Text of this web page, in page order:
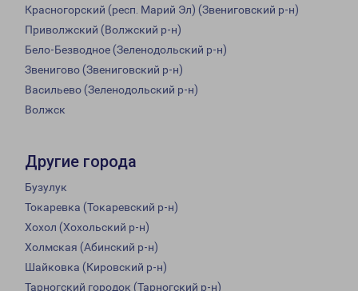
Красногорский (респ. Марий Эл) (Звениговский р-н)
Приволжский (Волжский р-н)
Бело-Безводное (Зеленодольский р-н)
Звенигово (Звениговский р-н)
Васильево (Зеленодольский р-н)
Волжск
Другие города
Бузулук
Токаревка (Токаревский р-н)
Хохол (Хохольский р-н)
Холмская (Абинский р-н)
Шайковка (Кировский р-н)
Тарногский городок (Тарногский р-н)